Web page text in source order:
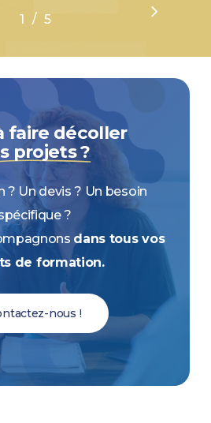
1 2 3
/ 5
faire décoller
projets ?
? Un devis ? Un besoin
?
dans tous vos
de formation.
nous !